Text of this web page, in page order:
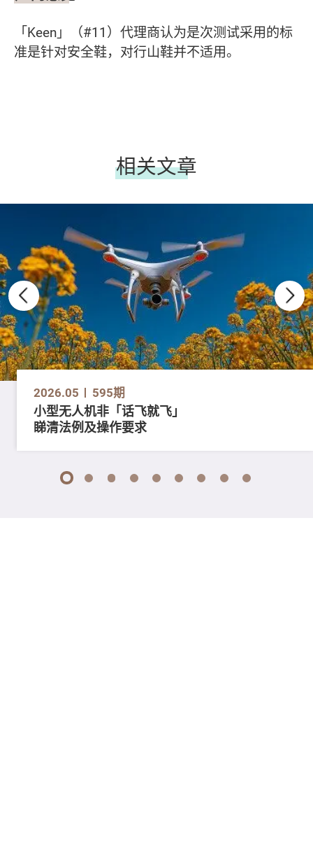
「Keen」（#11）代理商认为是次测试采用的标
准是针对安全鞋，对行山鞋并不适用。
相关文章
2026.05 595期
小型无人机非「话飞就飞」
睇清法例及操作要求
1 2 3 4 5 6 7 8 9